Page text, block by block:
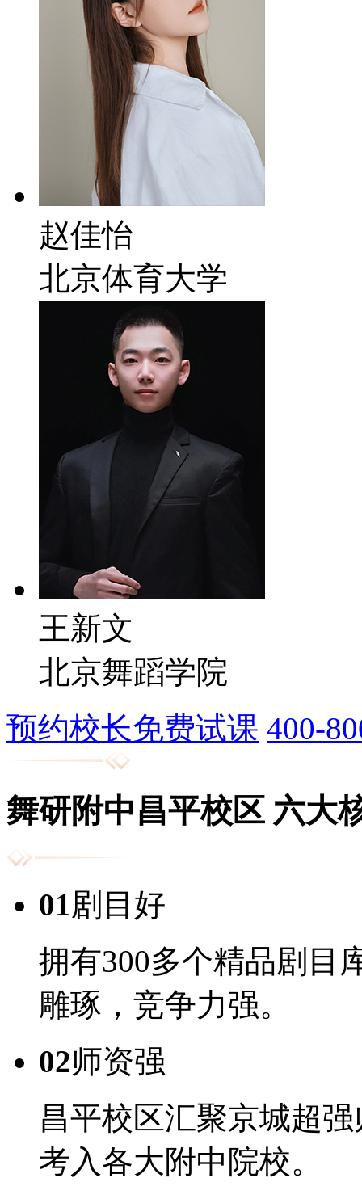
赵佳怡
北京体育大学
王新文
北京舞蹈学院
预约校长免费试课 400-
舞研附中昌平校区 六大
01剧目好
拥有300多个精品剧目
雕琢，竞争力强。
02师资强
昌平校区汇聚京城超
考入各大附中院校。